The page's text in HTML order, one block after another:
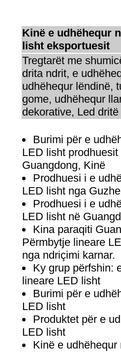
Kinë e udhëhequr
lisht eksportuesit
Tregtarët me
drita ndrit, e
udhëhequr lëndinë,
gome, udhëhequr
dekorative, Led
Burimi për e
LED lisht
Guangdong, Kinë
Prodhuesi i e
LED lisht nga
Prodhuesi i e
LED lisht në
Kina paraqiti
Përmbytje lineare
nga ndriçimi karnar.
Ky grup përfshin:
lineare LED lisht
Burimi për e
LED lisht
Produktet për e
LED lisht
Kinë e